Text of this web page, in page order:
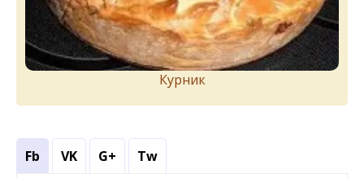
Курник
Fb VK G+ Tw